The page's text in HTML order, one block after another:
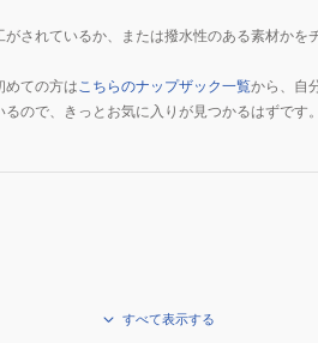
されているか、または撥水性のある素材かを
めての方は こちらのナップザック一覧から、自
ので、きっとお気に入りが見つかるはずです。
すべて表示する